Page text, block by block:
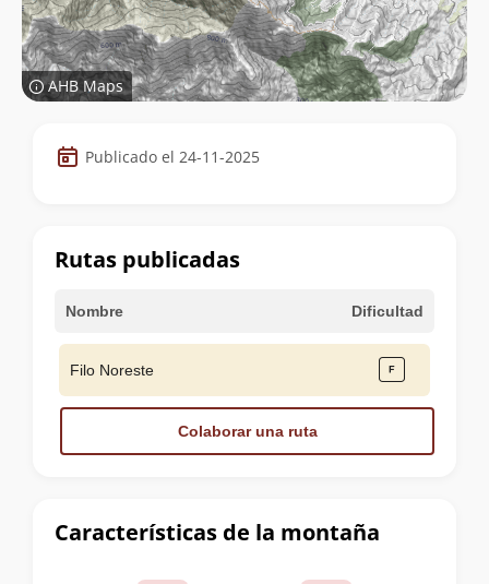
AHB Maps
Datos
de
cumbre
Publicado el 24-11-2025
Características de la montaña
Rutas publicadas
Nombre Dificultad
Filo Noreste
Colaborar una ruta